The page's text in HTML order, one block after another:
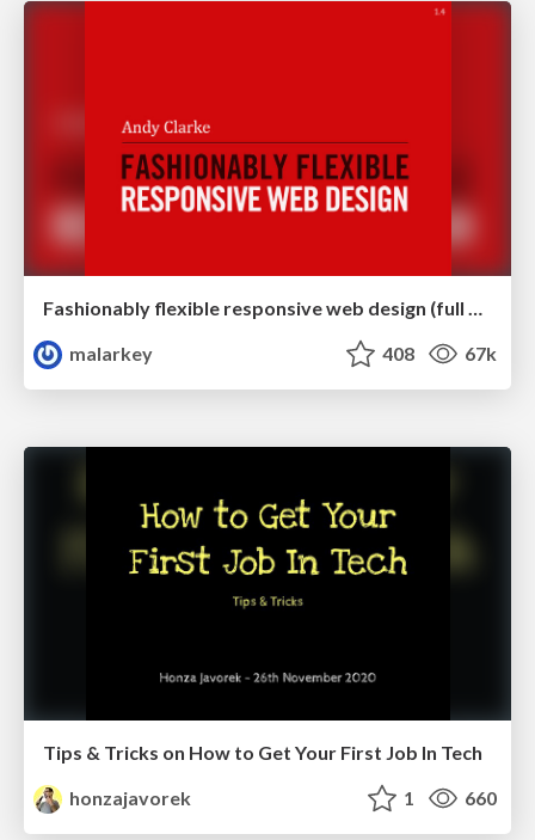
Fashionably flexible responsive web design (full day workshop)
malarkey
408 67k
Tips & Tricks on How to Get Your First Job In Tech
honzajavorek
1 660